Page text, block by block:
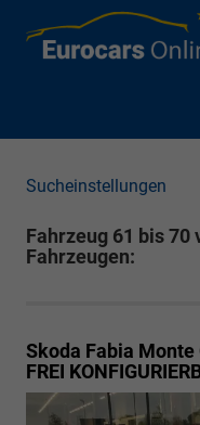
Sucheinstellungen
Fahrzeug 61 bis 70
Fahrzeugen:
Skoda Fabia Monte
FREI